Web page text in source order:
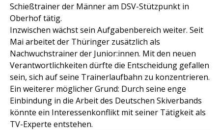
Schießtrainer der Männer am DSV-Stützpunkt in
Oberhof tätig.
Inzwischen wächst sein Aufgabenbereich weiter. Seit
Mai arbeitet der Thüringer zusätzlich als
Nachwuchstrainer der Junior:innen. Mit den neuen
Verantwortlichkeiten dürfte die Entscheidung gefallen
sein, sich auf seine Trainerlaufbahn zu konzentrieren.
Ein weiterer möglicher Grund: Durch seine enge
Einbindung in die Arbeit des Deutschen Skiverbands
könnte ein Interessenkonflikt mit seiner Tätigkeit als
TV-Experte entstehen.